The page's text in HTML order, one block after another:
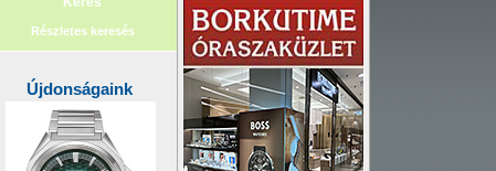
Részletes keresés
Újdonságaink